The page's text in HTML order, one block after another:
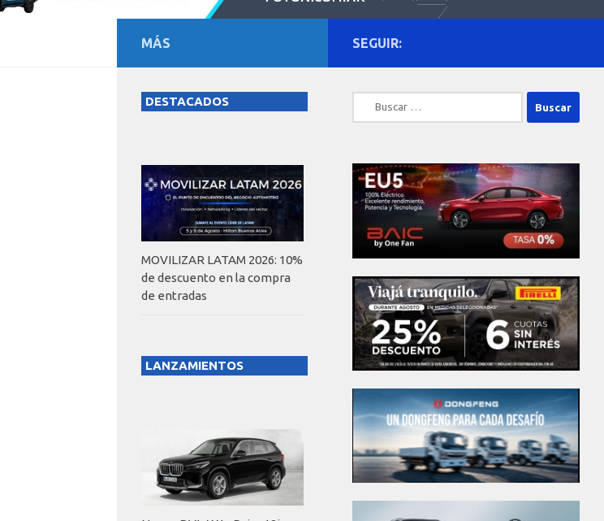
SEGUIR:
Buscar:
MÁS
DESTACADOS
MOVILIZAR LATAM 2026: 10%
de descuento en la compra
de entradas
LANZAMIENTOS